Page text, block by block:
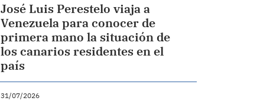
José Luis Perestelo viaja a
Venezuela para conocer de
primera mano la situación de
los canarios residentes en el
país
31/07/2026